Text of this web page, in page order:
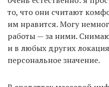
то, что они считают
им нравится. Могу
работы — за ними.
и в любых других
персональное значение.